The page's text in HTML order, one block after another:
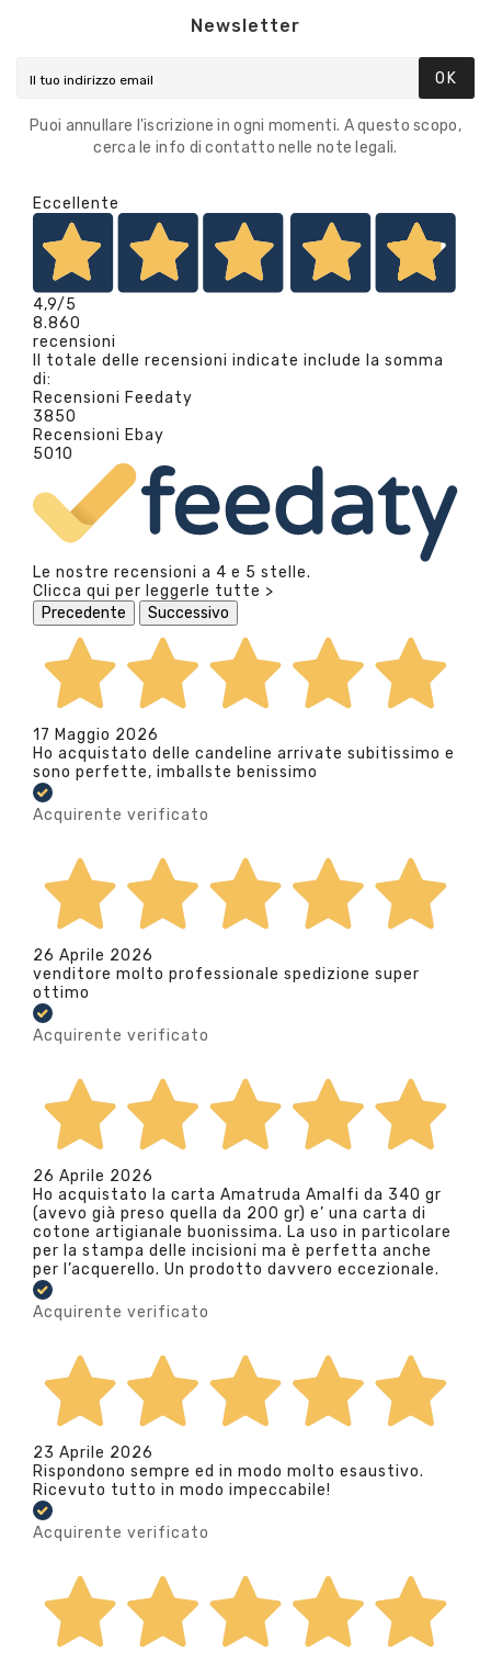
Newsletter
OK
Puoi annullare l'iscrizione in ogni momenti. A questo scopo,
cerca le info di contatto nelle note legali.
Eccellente
4,9/5
8.860
recensioni
Il totale delle recensioni indicate include la somma
di:
Recensioni Feedaty
3850
Recensioni Ebay
5010
Le nostre recensioni a 4 e 5 stelle.
Clicca qui per leggerle tutte >
Precedente
Successivo
17 Maggio 2026
Ho acquistato delle candeline arrivate subitissimo e
sono perfette, imballste benissimo
Acquirente verificato
26 Aprile 2026
venditore molto professionale spedizione super
ottimo
Acquirente verificato
26 Aprile 2026
Ho acquistato la carta Amatruda Amalfi da 340 gr
(avevo già preso quella da 200 gr) e’ una carta di
cotone artigianale buonissima. La uso in particolare
per la stampa delle incisioni ma è perfetta anche
per l’acquerello. Un prodotto davvero eccezionale.
Acquirente verificato
23 Aprile 2026
Rispondono sempre ed in modo molto esaustivo.
Ricevuto tutto in modo impeccabile!
Acquirente verificato